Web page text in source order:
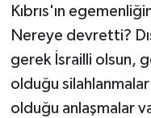
Kıbrıs'ın
Nereye devretti?
gerek İsrailli olsun,
olduğu
olduğu anlaşmalar